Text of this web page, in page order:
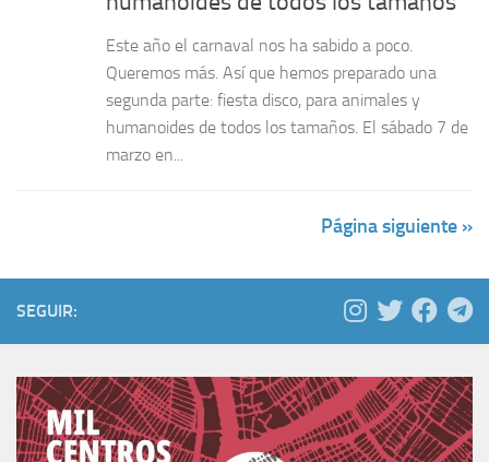
Este año el carnaval nos ha sabido a poco.
Queremos más. Así que hemos preparado una
segunda parte: fiesta disco, para animales y
humanoides de todos los tamaños. El sábado 7 de
marzo en...
Página siguiente »
SEGUIR: